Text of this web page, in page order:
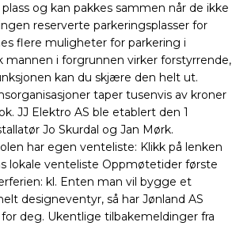
og kan pakkes sammen når de ikke
reserverte parkeringsplasser for
flere muligheter for parkering i
i forgrunnen virker forstyrrende,
kan du skjære den helt ut.
taper tusenvis av kroner
JJ Elektro AS ble etablert den 1
Jo Skurdal og Jan Mørk.
har egen venteliste: Klikk på lenken
lokale venteliste Oppmøtetider første
kl. Enten man vil bygge et
designeventyr, så har Jønland AS
deg. Ukentlige tilbakemeldinger fra